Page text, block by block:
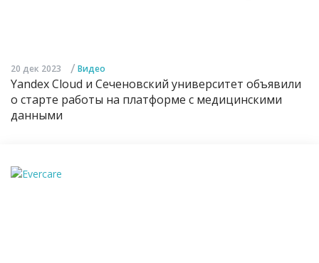
20 дек 2023 / Видео
Yandex Cloud и Сеченовский университет объявили
о старте работы на платформе с медицинскими
данными